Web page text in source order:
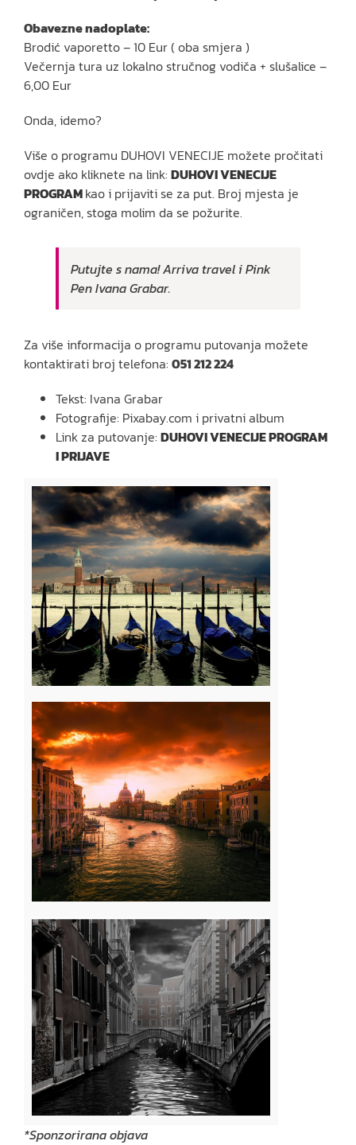
Obavezne nadoplate:
Brodić vaporetto – 10 Eur ( oba smjera )
Večernja tura uz lokalno stručnog vodiča + slušalice –
6,00 Eur
Onda, idemo?
Više o programu DUHOVI VENECIJE možete pročitati
ovdje ako kliknete na link: DUHOVI VENECIJE
PROGRAMkao i prijaviti se za put. Broj mjesta je
ograničen, stoga molim da se požurite.
Putujte s nama! Arriva travel i Pink
Pen Ivana Grabar.
Za više informacija o programu putovanja možete
kontaktirati broj telefona: 051 212 224
Tekst: Ivana Grabar
Fotografije: Pixabay.com i privatni album
Link za putovanje: DUHOVI VENECIJE PROGRAM
I PRIJAVE
*Sponzorirana objava